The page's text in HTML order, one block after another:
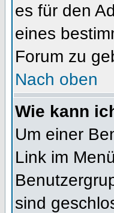
es für den
eines
Forum zu
Nach oben
Wie kann
Um einer
Link im
sind